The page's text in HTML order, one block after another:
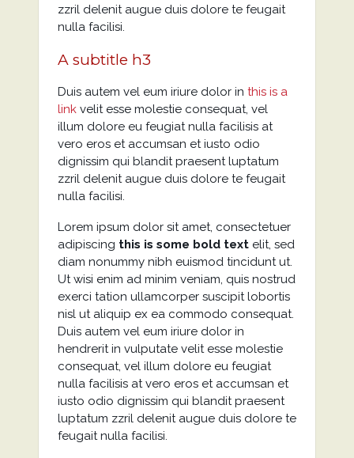
zzril delenit augue duis dolore te feugait
nulla facilisi.
A subtitle h3
Duis autem vel eum iriure dolor in this is a
linkvelit esse molestie consequat, vel
illum dolore eu feugiat nulla facilisis at
vero eros et accumsan et iusto odio
dignissim qui blandit praesent luptatum
zzril delenit augue duis dolore te feugait
nulla facilisi.
Lorem ipsum dolor sit amet, consectetuer
adipiscing this is some bold textelit, sed
diam nonummy nibh euismod tincidunt ut.
Ut wisi enim ad minim veniam, quis nostrud
exerci tation ullamcorper suscipit lobortis
nisl ut aliquip ex ea commodo consequat.
Duis autem vel eum iriure dolor in
hendrerit in vulputate velit esse molestie
consequat, vel illum dolore eu feugiat
nulla facilisis at vero eros et accumsan et
iusto odio dignissim qui blandit praesent
luptatum zzril delenit augue duis dolore te
feugait nulla facilisi.